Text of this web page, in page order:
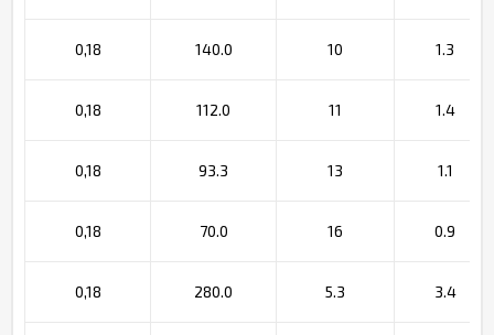
0,18 140.0 10 1.3
0,18 112.0 11 1.4
0,18 93.3 13 1.1
0,18 70.0 16 0.9
0,18 280.0 5.3 3.4